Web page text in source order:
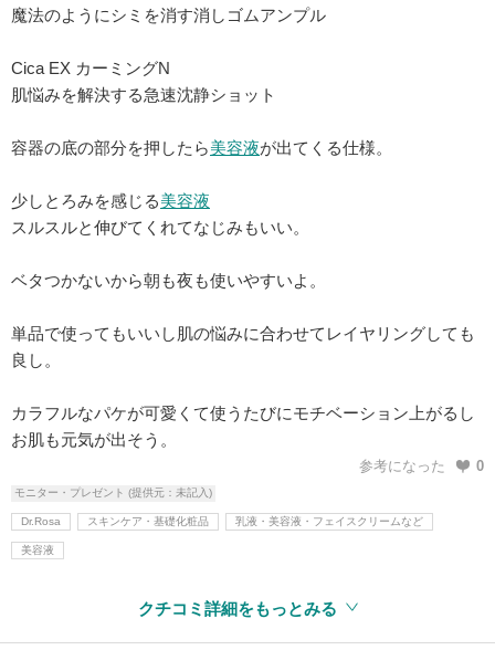
魔法のようにシミを消す消しゴムアンプル
Cica EX カーミングN
肌悩みを解決する急速沈静ショット
容器の底の部分を押したら美容液が出てくる仕様。
少しとろみを感じる美容液
スルスルと伸びてくれてなじみもいい。
ベタつかないから朝も夜も使いやすいよ。
単品で使ってもいいし肌の悩みに合わせてレイヤリングしても
良し。
カラフルなパケが可愛くて使うたびにモチベーション上がるし
お肌も元気が出そう。
参考になった 0
モニター・プレゼント (提供元：未記入)
Dr.Rosa スキンケア・基礎化粧品 乳液・美容液・フェイスクリームなど
美容液
クチコミ詳細をもっとみる